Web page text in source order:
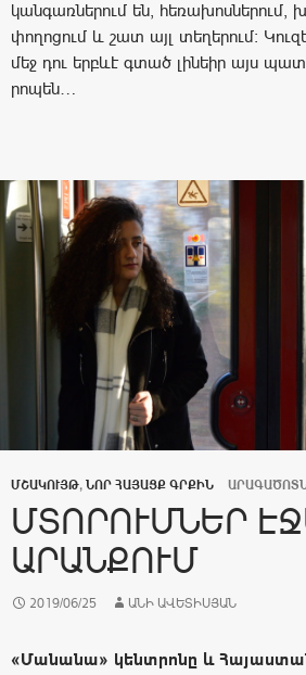
կանգառներում են, հեռախոսներում,
փողոցում և շատ այլ տեղերում:
մեջ դու երբևէ գտած լինեիր այս
րոպեն…
ՄՇԱԿՈՒՅԹ, ՆՈՐ ՀԱՅԱՑՔ ԳՐՔԻՆ
ՄՏՈՐՈՒՄՆԵՐ
ԱՐԱՆՔՈՒՄ
2019/06/25 ԱՆԻ ԱՎԵՏԻՍՅԱՆ
«Մանանա» կենտրոնը և